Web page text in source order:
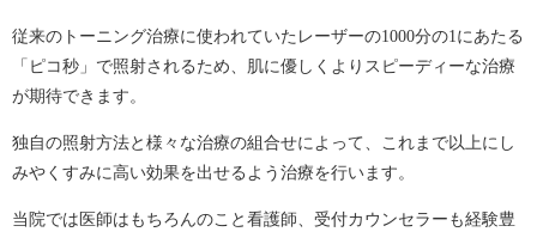
従来のトーニング治療に使われていたレーザーの1000分の1にあたる
「ピコ秒」で照射されるため、肌に優しくよりスピーディーな治療
が期待できます。
独自の照射方法と様々な治療の組合せによって、これまで以上にし
みやくすみに高い効果を出せるよう治療を行います。
当院では医師はもちろんのこと看護師、受付カウンセラーも経験豊